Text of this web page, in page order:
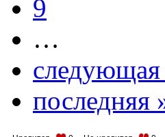
9
…
следующая
последняя